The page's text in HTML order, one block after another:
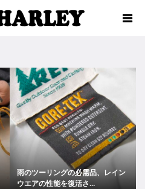
雨のツーリングの必需品、レイン
ウエアの性能を復活さ...